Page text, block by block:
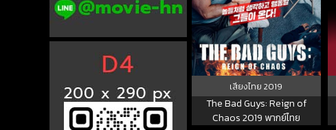
เสียงไทย2019
The Bad Guys: Reign of
Chaos 2019 พากย์ไทย